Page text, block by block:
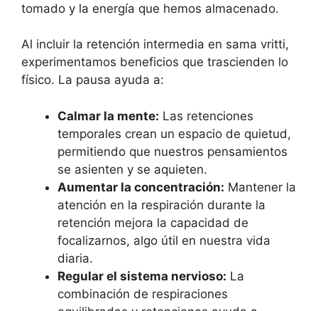
tomado y la energía que hemos almacenado.
Al incluir la retención intermedia en sama vritti,
experimentamos beneficios que trascienden lo
físico. La pausa ayuda a:
Calmar la mente: Las retenciones
temporales crean un espacio de quietud,
permitiendo que nuestros pensamientos
se asienten y se aquieten.
Aumentar la concentración: Mantener la
atención en la respiración durante la
retención mejora la capacidad de
focalizarnos, algo útil en nuestra vida
diaria.
Regular el sistema nervioso: La
combinación de respiraciones